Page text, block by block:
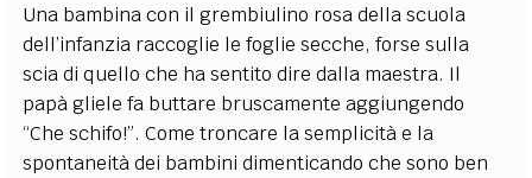
Una bambina con il grembiulino rosa della scuola
dell’infanzia raccoglie le foglie secche, forse sulla
scia di quello che ha sentito dire dalla maestra. Il
papà gliele fa buttare bruscamente aggiungendo
“Che schifo!”. Come troncare la semplicità e la
spontaneità dei bambini dimenticando che sono ben